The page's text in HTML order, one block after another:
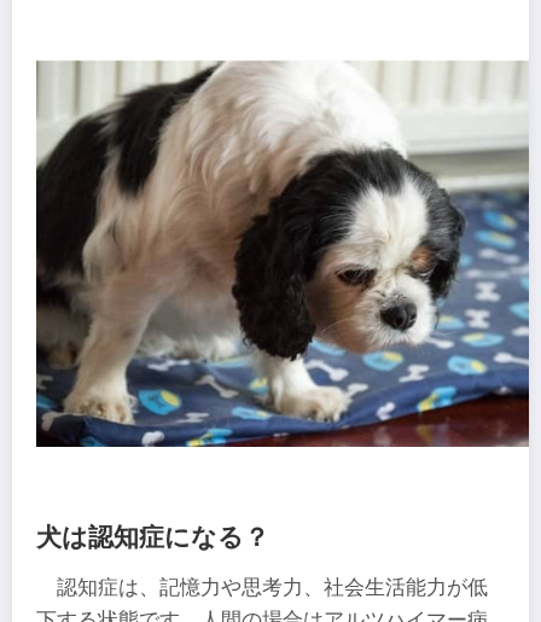
犬は認知症になる？
認知症は、記憶力や思考力、社会生活能力が低